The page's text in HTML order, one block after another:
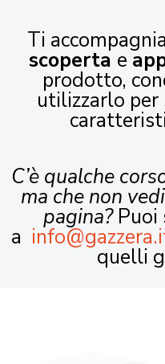
Ti
scoperta e
prodotto,
utilizzarlo
C’è qualche
ma che non
pagina?Puoi
a
quelli